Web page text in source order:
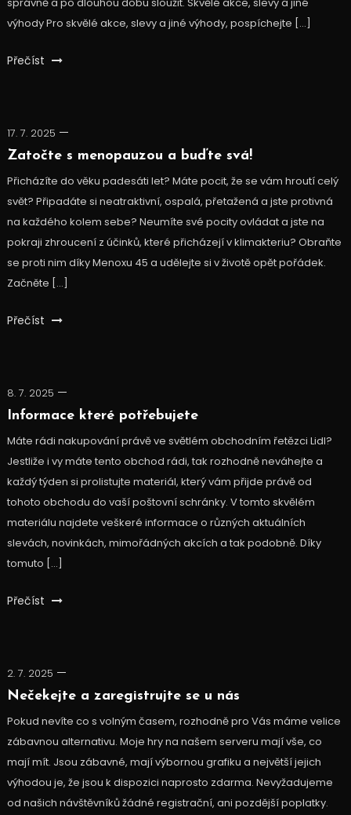
výhody Pro skvělé akce, slevy a jiné výhody, pospíchejte […]
Přečíst
17. 7. 2025
Zatočte s menopauzou a buďte svá!
Přicházíte do věku padesáti let? Máte pocit, že se vám hroutí celý
svět? Připadáte si neatraktivní, ospalá, přetažená a jste protivná
na každého kolem sebe? Neumíte své pocity ovládat a jste na
pokraji zhroucení z účinků, které přicházejí v klimakteriu? Obraňte
se proti nim díky Menoxu 45 a udělejte si v životě opět pořádek.
Začněte […]
Přečíst
8. 7. 2025
Informace které potřebujete
Máte rádi nakupování právě ve světlém obchodním řetězci Lidl?
Jestliže i vy máte tento obchod rádi, tak rozhodně neváhejte a
každý týden si prolistujte materiál, který vám přijde právě od
tohoto obchodu do vaší poštovní schránky. V tomto skvělém
materiálu najdete veškeré informace o různých aktuálních
slevách, novinkách, mimořádných akcích a tak podobně. Díky
tomuto […]
Přečíst
2. 7. 2025
Nečekejte a zaregistrujte se u nás
Pokud nevíte co s volným časem, rozhodně pro Vás máme velice
zábavnou alternativu. Moje hry na našem serveru mají vše, co
mají mít. Jsou zábavné, mají výbornou grafiku a největší jejich
výhodou je, že jsou k dispozici naprosto zdarma. Nevyžadujeme
od našich návštěvníků žádné registrační, ani pozdější poplatky.